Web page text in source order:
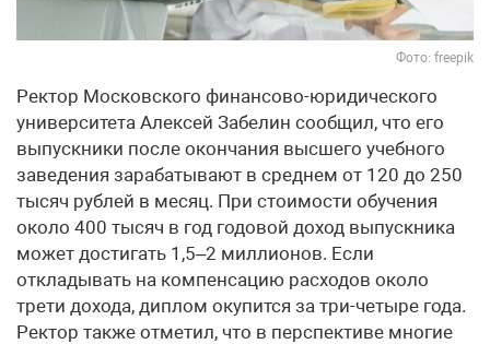
Фото: freepik
Ректор Московского финансово-юридического
университета Алексей Забелин сообщил, что его
выпускники после окончания высшего учебного
заведения зарабатывают в среднем от 120 до 250
тысяч рублей в месяц. При стоимости обучения
около 400 тысяч в год годовой доход выпускника
может достигать 1,5–2 миллионов. Если
откладывать на компенсацию расходов около
трети дохода, диплом окупится за три-четыре года.
Ректор также отметил, что в перспективе многие